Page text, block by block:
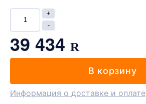
39 434 R
В корзину
Информация о доставке и оплате